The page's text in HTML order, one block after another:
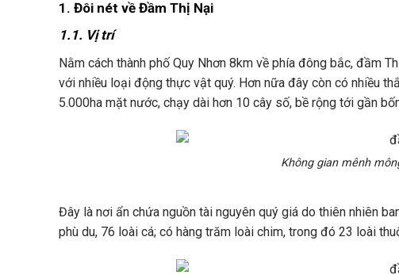
1. Đôi nét về Đầm Thị Nại
1.1. Vị trí
Nằm cách thành phố Quy Nhơn 8km về phía đông bắc, đầm
với nhiều loại động thực vật quý. Hơn nữa đây còn có nhiều
5.000ha mặt nước, chạy dài hơn 10 cây số, bề rộng tới gần
Không gian mênh
Đây là nơi ẩn chứa nguồn tài nguyên quý giá do thiên nhiên
phù du, 76 loài cá; có hàng trăm loài chim, trong đó 23 loài